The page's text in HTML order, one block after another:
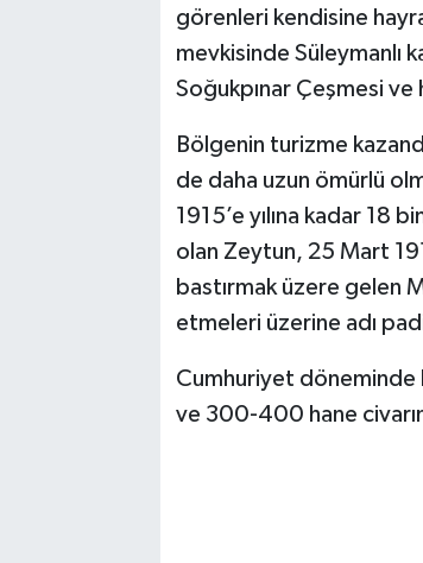
görenleri kendisine
mevkisinde Süleymanlı
Soğukpınar Çeşmesi ve
Bölgenin turizme
de daha uzun ömürlü
1915’e yılına kadar 18
olan Zeytun, 25 Mart
bastırmak üzere gelen
etmeleri üzerine adı
Cumhuriyet döneminde
ve 300-400 hane